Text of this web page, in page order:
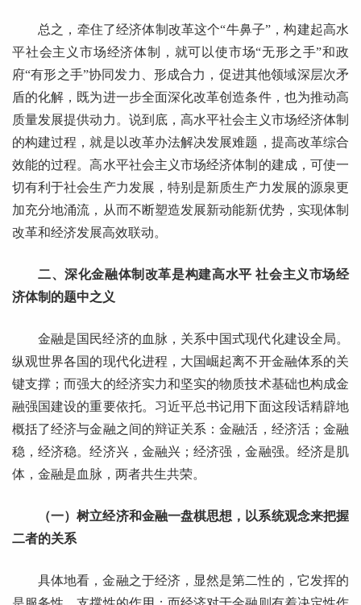
总之，牵住了经济体制改革这个“牛鼻子”，构建起高水
平社会主义市场经济体制，就可以使市场“无形之手”和政
府“有形之手”协同发力、形成合力，促进其他领域深层次矛
盾的化解，既为进一步全面深化改革创造条件，也为推动高
质量发展提供动力。说到底，高水平社会主义市场经济体制
的构建过程，就是以改革办法解决发展难题，提高改革综合
效能的过程。高水平社会主义市场经济体制的建成，可使一
切有利于社会生产力发展，特别是新质生产力发展的源泉更
加充分地涌流，从而不断塑造发展新动能新优势，实现体制
改革和经济发展高效联动。
二、深化金融体制改革是构建高水平 社会主义市场经
济体制的题中之义
金融是国民经济的血脉，关系中国式现代化建设全局。
纵观世界各国的现代化进程，大国崛起离不开金融体系的关
键支撑；而强大的经济实力和坚实的物质技术基础也构成金
融强国建设的重要依托。习近平总书记用下面这段话精辟地
概括了经济与金融之间的辩证关系：金融活，经济活；金融
稳，经济稳。经济兴，金融兴；经济强，金融强。经济是肌
体，金融是血脉，两者共生共荣。
（一）树立经济和金融一盘棋思想，以系统观念来把握
二者的关系
具体地看，金融之于经济，显然是第二性的，它发挥的